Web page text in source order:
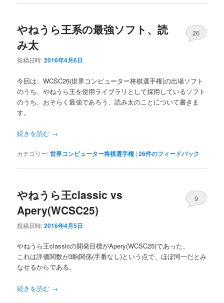
やねうら王系の最強ソフト、読
み太
投稿日時:2016年4月6日
26
今回は、WCSC26(世界コンピューター将棋選手権)の出場ソフト
のうち、やねうら王を使用ライブラリとして採用しているソフト
のうち、おそらく最強であろう、読み太のことについて書きま
す。
続きを読む →
カテゴリー:世界コンピューター将棋選手権 |26件のフィードバック
やねうら王classic vs
Apery(WCSC25)
投稿日時:2016年4月5日
9
やねうら王classicの開発目標がApery(WCSC25)であった。
これは評価関数が3駒関係(手番なし)という点で、ほぼ同一だとみ
なせるからである。
続きを読む →